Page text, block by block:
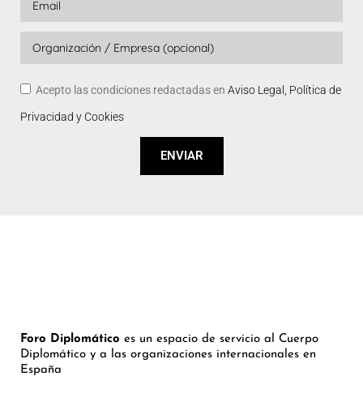
Acepto las condiciones redactadas en Aviso Legal, Política de
Privacidad y Cookies
ENVIAR
Foro Diplomático es un espacio de servicio al Cuerpo
Diplomático y a las organizaciones internacionales en
España